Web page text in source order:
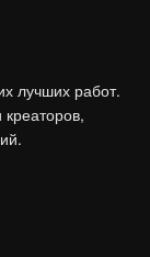
лучших работ.